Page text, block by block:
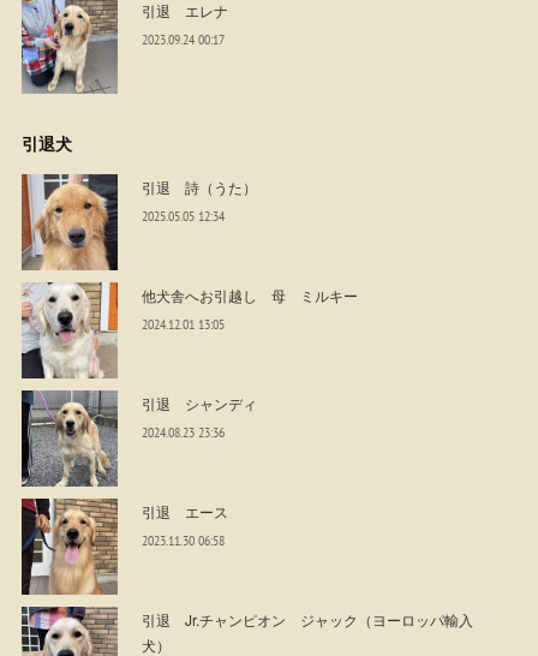
引退 エレナ
2023.09.24 00:17
引退犬
引退 詩（うた）
2025.05.05 12:34
他犬舎へお引越し 母 ミルキー
2024.12.01 13:05
引退 シャンディ
2024.08.23 23:36
引退 エース
2023.11.30 06:58
引退 Jr.チャンピオン ジャック（ヨーロッパ輸入
犬）